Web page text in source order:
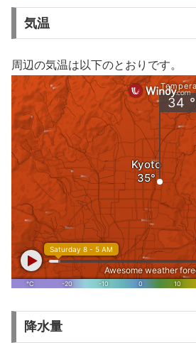
気温
周辺の気温は以下のとおりです。
降水量